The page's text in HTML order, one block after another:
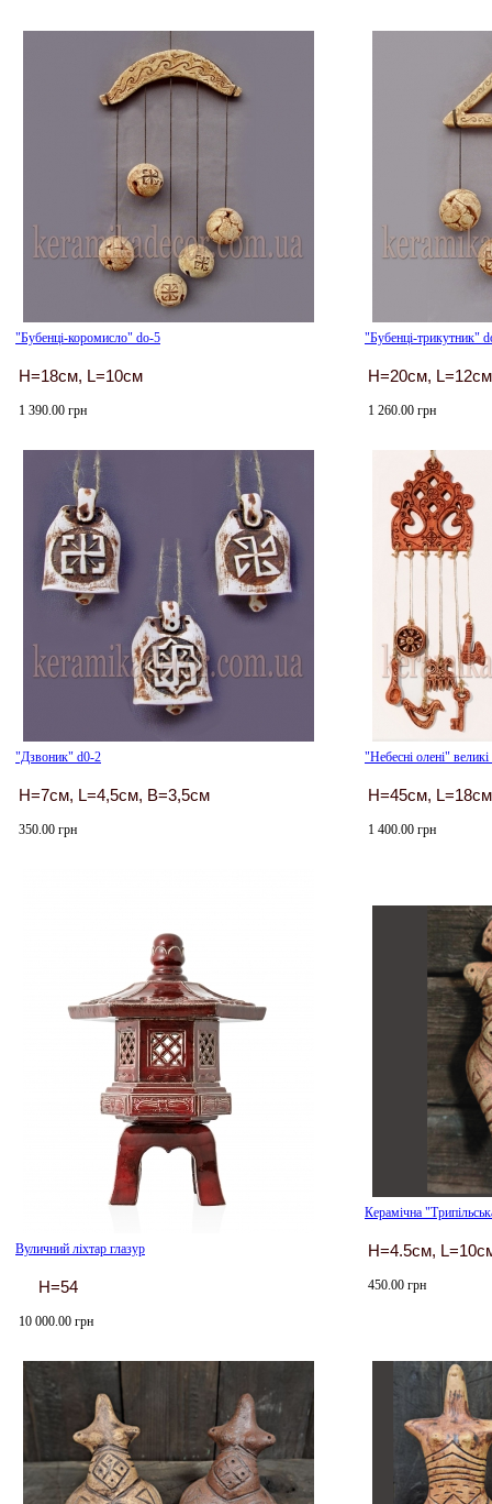
"Бубенці-коромисло" do-5
H=18см, L=10см
1 390.00 грн
"Бубенці-трикутник"
H=20см, L=12см
1 260.00 грн
"Дзвоник" d0-2
H=7см, L=4,5см, B=3,5см
350.00 грн
"Небесні олені"
H=45см, L=18см
1 400.00 грн
Вуличний ліхтар глазур
H=54
10 000.00 грн
Керамічна
H=4.5см,
450.00 грн